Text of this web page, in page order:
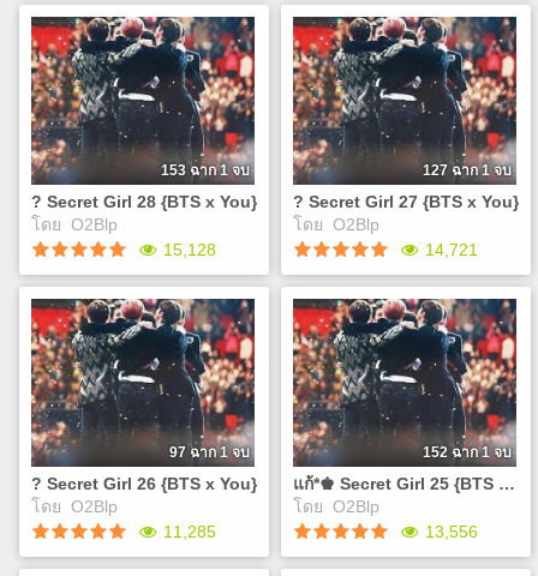
*เพิ่มเสียง? Secret Girl 30
{BTS x You}
เคยสงสัยกันไหมว่าทำไม
พวกเขาถึงได้ดูดีเกินมนุษย์แบบ
นี้? แล้วถ้าพวกเขาถูกสาปล่ะ
หรือถ้า4คนในพวกเขามา
ตกหลุมรัก 'คุณ'ล่ะ 'คุณ'จะช่วย
พวกเขาถอนคำสาปดั่ง
โฉมงามกับเจ้าชายอสูรได้หรือ
ไม่ เอ..แต่แค่จุมพิตแล้วถอนคำ
สาปได้ มันก็ง่ายไปไหม J
http://www.tunwalai.com/chapter/1808608/
cut-ep20-visual-novel-
30
*เพิ่มฉาก+เสียง♚ Secret Girl
29 {BTS x You}
เคยสงสัยกันไหมว่าทำไม
พวกเขาถึงได้ดูดีเกินมนุษย์แบบ
นี้? แล้วถ้าพวกเขาถูกสาปล่ะ
หรือถ้า4คนในพวกเขามา
ตกหลุมรัก 'คุณ'ล่ะ 'คุณ'จะช่วย
พวกเขาถอนคำสาปดั่ง
โฉมงามกับเจ้าชายอสูรได้หรือ
ไม่ เอ..แต่แค่จุมพิตแล้วถอนคำ
สาปได้ มันก็ง่ายไปไหม J
? Secret Girl 28 {BTS x You}
โดย O2Blp
153 ฉาก 1 จบ
15,128
? Secret Girl 28 {BTS x
You}
เคยสงสัยกันไหมว่าทำไม
พวกเขาถึงได้ดูดีเกินมนุษย์แบบ
นี้? แล้วถ้าพวกเขาถูกสาปล่ะ
หรือถ้า4คนในพวกเขามา
ตกหลุมรัก 'คุณ'ล่ะ 'คุณ'จะช่วย
พวกเขาถอนคำสาปดั่ง
โฉมงามกับเจ้าชายอสูรได้หรือ
ไม่ เอ..แต่แค่จุมพิตแล้วถอนคำ
สาปได้ มันก็ง่ายไปไหม J
http://www.tunwalai.com/chapter/1712518/
? Secret Girl 27 {BTS x You}
โดย O2Blp
127 ฉาก 1 จบ
14,721
? Secret Girl 27 {BTS x
You}
เคยสงสัยกันไหมว่าทำไม
พวกเขาถึงได้มีหน้าตาที่ดูดีเกิน
มนุษย์แบบนี้? แล้วถ้าพวกเขา
ถูกสาปล่ะ 'คุณ'จะช่วยพวกเขา
ถอนคำสาปดั่งโฉมงามกับเจ้า
ชายอสูรได้หรือไม่ เอ..แต่แค่
จุมพิตแล้วถอนคำสาปได้ มันก็
ง่ายไปไหม J
http://www.tunwalai.com/
cut-ep27-visual-novel-
? Secret Girl 26 {BTS x You}
โดย O2Blp
97 ฉาก 1 จบ
11,285
แก้*♚ Secret Girl 25 {BTS x You}
โดย O2Blp
152 ฉาก 1 จบ
13,556